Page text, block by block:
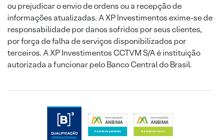
ou prejudicar o envio de ordens ou a recepção de
informações atualizadas. A XP Investimentos exime-se de
responsabilidade por danos sofridos por seus clientes,
por força de falha de serviços disponibilizados por
terceiros. A XP Investimentos CCTVM S/A é instituição
autorizada a funcionar pelo Banco Central do Brasil.